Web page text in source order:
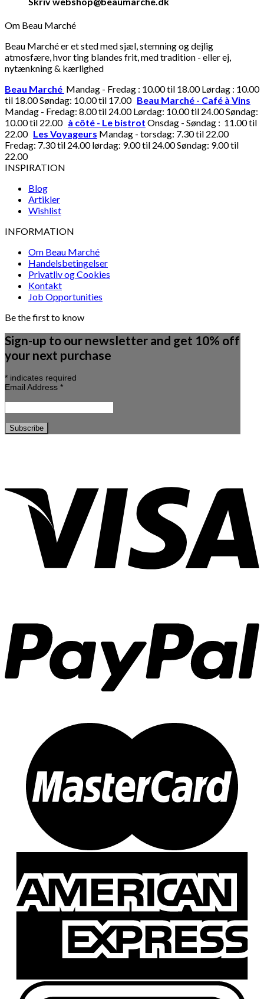
Om Beau Marché
Beau Marché er et sted med sjæl, stemning og dejlig
atmosfære, hvor ting blandes frit, med tradition - eller ej,
nytænkning & kærlighed
Beau Marché Mandag - Fredag : 10.00 til 18.00 Lørdag : 10.00
til 18.00 Søndag: 10.00 til 17.00 Beau Marché - Café à Vins
Mandag - Fredag: 8.00 til 24.00 Lørdag: 10.00 til 24.00 Søndag:
10.00 til 22.00 à côté - Le bistrot Onsdag - Søndag : 11.00 til
22.00 Les Voyageurs Mandag - torsdag: 7.30 til 22.00
Fredag: 7.30 til 24.00 lørdag: 9.00 til 24.00 Søndag: 9.00 til
22.00
INSPIRATION
Blog
Artikler
Wishlist
INFORMATION
Om Beau Marché
Handelsbetingelser
Privatliv og Cookies
Kontakt
Job Opportunities
Be the first to know
Sign-up to our newsletter and get 10% off
your next purchase
* indicates required
Email Address *